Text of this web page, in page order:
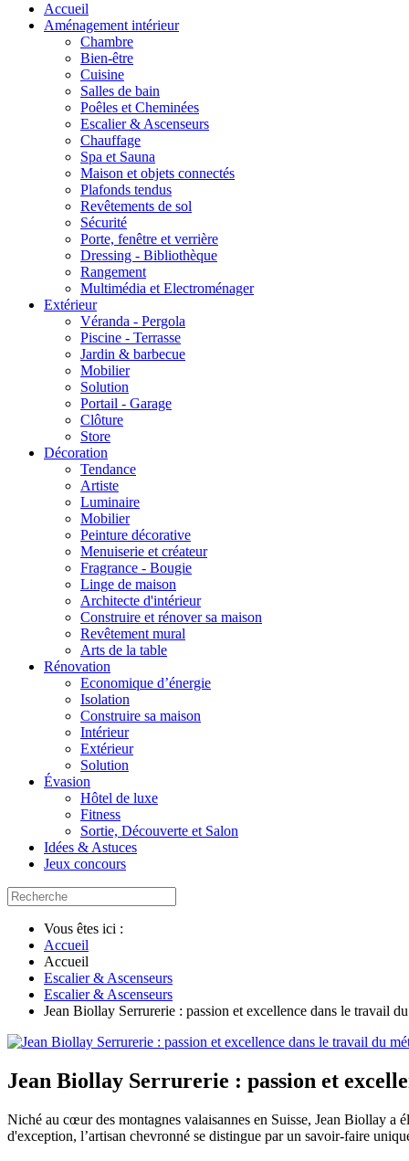
Accueil
Aménagement intérieur
Chambre
Bien-être
Cuisine
Salles de bain
Poêles et Cheminées
Escalier & Ascenseurs
Chauffage
Spa et Sauna
Maison et objets connectés
Plafonds tendus
Revêtements de sol
Sécurité
Porte, fenêtre et verrière
Dressing - Bibliothèque
Rangement
Multimédia et Electroménager
Extérieur
Véranda - Pergola
Piscine - Terrasse
Jardin & barbecue
Mobilier
Solution
Portail - Garage
Clôture
Store
Décoration
Tendance
Artiste
Luminaire
Mobilier
Peinture décorative
Menuiserie et créateur
Fragrance - Bougie
Linge de maison
Architecte d'intérieur
Construire et rénover sa maison
Revêtement mural
Arts de la table
Rénovation
Economique d’énergie
Isolation
Construire sa maison
Intérieur
Extérieur
Solution
Évasion
Hôtel de luxe
Fitness
Sortie, Découverte et Salon
Idées & Astuces
Jeux concours
Vous êtes ici :
Accueil
Accueil
Escalier & Ascenseurs
Escalier & Ascenseurs
Jean Biollay Serrurerie : passion et excellence dans le travail
Jean Biollay Serrurerie : passion et
Niché au cœur des montagnes valaisannes en Suisse, Jean Biollay a
d'exception, l’artisan chevronné se distingue par un savoir-faire